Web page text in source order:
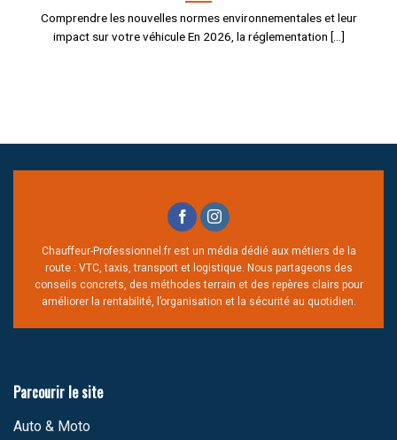
Comprendre les nouvelles normes environnementales et leur
impact sur votre véhicule En 2026, la réglementation [...]
Chauffeur-Professionnel.fr est un média dédié aux métiers de la
route : VTC, taxis, transport et logistique. Nous partageons des
conseils concrets, des méthodes terrain et des repères clairs pour
améliorer la rentabilité, l’organisation et la sécurité au quotidien.
Parcourir le site
Auto & Moto